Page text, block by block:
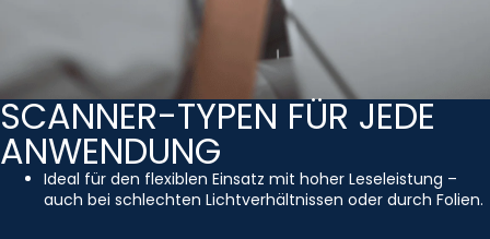
SCANNER-TYPEN FÜR JEDE
ANWENDUNG
Ideal für den flexiblen Einsatz mit hoher Leseleistung –
auch bei schlechten Lichtverhältnissen oder durch Folien.